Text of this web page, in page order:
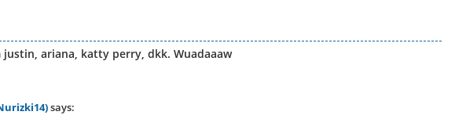
justin, ariana, katty perry, dkk. Wuadaaaw
says: